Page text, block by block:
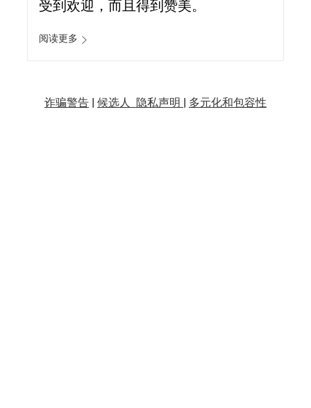
受到欢迎，而且得到赞美。
阅读更多
诈骗警告| 候选人 隐私声明 | 多元化和包容性